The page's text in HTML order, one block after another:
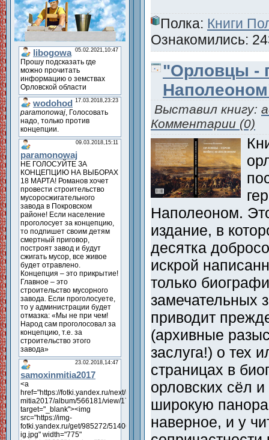
Полка: Книги
Ознакомились:
"Орловцы -
Выставил книгу:
Комментарии (0)
Наполеоном.
издание, в
десятка
искрой
только
замечательных
приводит
(архивные
заслуга!) о тех
страницах в
орловских сёл
широкую
наверное, и у